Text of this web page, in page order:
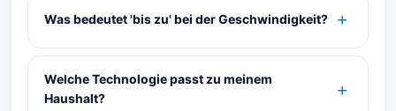
Was bedeutet 'bis zu' bei der Geschwindigkeit?
Welche Technologie passt zu meinem
Haushalt?